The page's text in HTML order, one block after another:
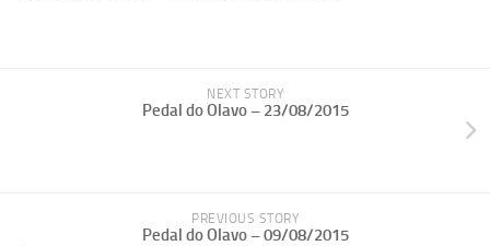
NEXT STORY
Pedal do Olavo – 23/08/2015
PREVIOUS STORY
Pedal do Olavo – 09/08/2015